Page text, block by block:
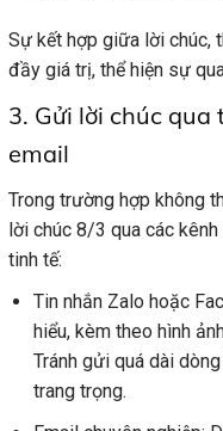
Sự kết hợp giữa lời chúc,
đầy giá trị, thể hiện sự
3. Gửi lời chúc
email
Trong trường hợp không
lời chúc 8/3 qua các
tinh tế:
Tin nhắn Zalo hoặc
hiểu, kèm theo hình
Tránh gửi quá dài
trang trọng.